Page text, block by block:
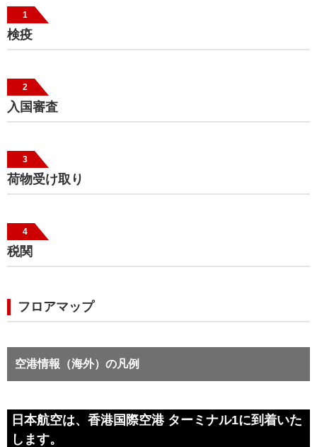
1
検疫
2
入国審査
3
荷物受け取り
4
税関
フロアマップ
空港情報（海外）の凡例
日本航空は、香港国際空港 ターミナル1に到着いた
します。